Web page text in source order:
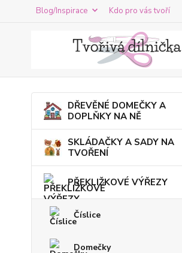
Blog/Inspirace Kdo pro vás tvoří
DŘEVĚNÉ DOMEČKY A
DOPLŇKY NA NĚ
SKLÁDAČKY A SADY NA
TVOŘENÍ
PŘEKLIŽKOVÉ VÝŘEZY
Číslice
Domečky